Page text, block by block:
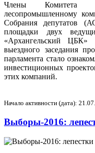
Члены Комитета
лесопромышленному
Собрания депутатов
площадки двух
«Архангельский
выездного заседания
парламента стало
инвестиционных
этих компаний.
Начало активности (дата):
Выборы-2016: